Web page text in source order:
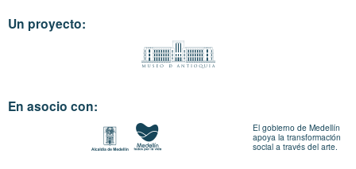
Un proyecto:
En asocio con:
El gobierno de Medellín
apoya la transformación
social a través del arte.